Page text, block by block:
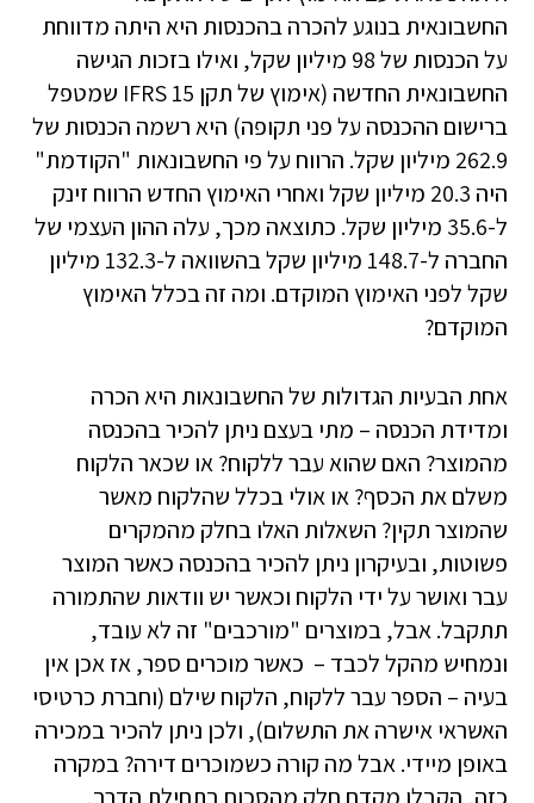
החשבונאית בנוגע להכרה בהכנסות היא היתה מדווחת
על הכנסות של 98 מיליון שקל, ואילו בזכות הגישה
החשבונאית החדשה (אימוץ של תקן IFRS 15 שמטפל
ברישום ההכנסה על פני תקופה) היא רשמה הכנסות של
262.9 מיליון שקל. הרווח על פי החשבונאות "הקודמת"
היה 20.3 מיליון שקל ואחרי האימוץ החדש הרווח זינק
ל-35.6 מיליון שקל. כתוצאה מכך, עלה ההון העצמי של
החברה ל-148.7 מיליון שקל בהשוואה ל-132.3 מיליון
שקל לפני האימוץ המוקדם. ומה זה בכלל האימוץ
המוקדם?
אחת הבעיות הגדולות של החשבונאות היא הכרה
ומדידת הכנסה – מתי בעצם ניתן להכיר בהכנסה
מהמוצר? האם שהוא עבר ללקוח? או שכאר הלקוח
משלם את הכסף? או אולי בכלל שהלקוח מאשר
שהמוצר תקין? השאלות האלו בחלק מהמקרים
פשוטות, ובעיקרון ניתן להכיר בהכנסה כאשר המוצר
עבר ואושר על ידי הלקוח וכאשר יש וודאות שהתמורה
תתקבל. אבל, במוצרים "מורכבים" זה לא עובד,
ונמחיש מהקל לכבד – כאשר מוכרים ספר, אז אכן אין
בעיה – הספר עבר ללקוח, הלקוח שילם (וחברת כרטיסי
האשראי אישרה את התשלום), ולכן ניתן להכיר במכירה
באופן מיידי. אבל מה קורה כשמוכרים דירה? במקרה